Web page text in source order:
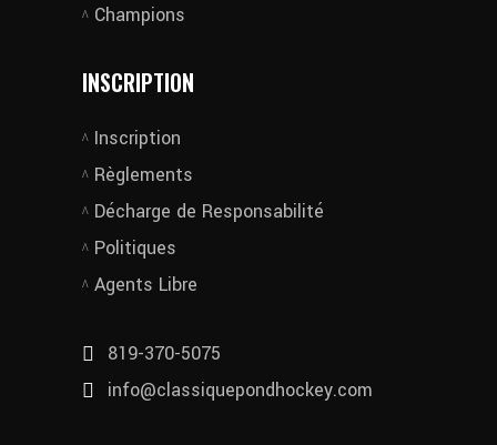
Champions
INSCRIPTION
Inscription
Règlements
Décharge de Responsabilité
Politiques
Agents Libre
819-370-5075
info@classiquepondhockey.com